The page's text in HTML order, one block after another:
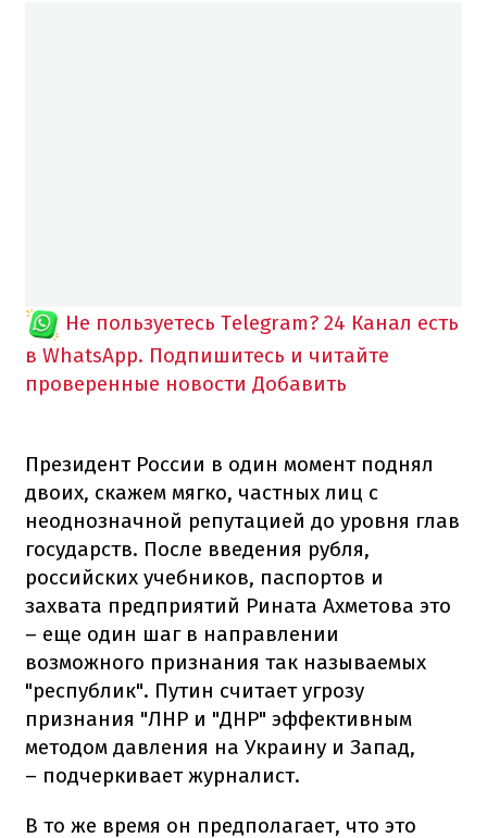
Не пользуетесь Telegram? 24 Канал есть
в WhatsApp. Подпишитесь и читайте
проверенные новости Добавить
Президент России в один момент поднял
двоих, скажем мягко, частных лиц с
неоднозначной репутацией до уровня глав
государств. После введения рубля,
российских учебников, паспортов и
захвата предприятий Рината Ахметова это
– еще один шаг в направлении
возможного признания так называемых
"республик". Путин считает угрозу
признания "ЛНР и "ДНР" эффективным
методом давления на Украину и Запад,
– подчеркивает журналист.
В то же время он предполагает, что это